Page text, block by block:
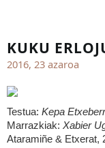
KUKU
2016, 23 azaroa
Testua: Kepa
Marrazkiak: Xabier
Ataramiñe & Etxerat,